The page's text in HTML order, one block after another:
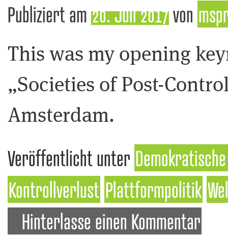
Publiziert am 20. Juli 2017von
This was my opening
„Societies of Post-
Amsterdam.
Veröffentlicht unter
Kontrollverlust Plattformpolitik
Hinterlasse einen Kommentar